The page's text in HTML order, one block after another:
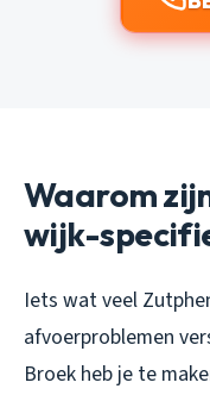
Waarom
wijk-
Iets wat veel
afvoerproblemen
Broek heb je te